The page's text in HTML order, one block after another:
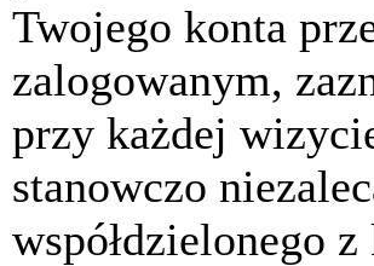
Twojego konta
zalogowanym,
przy każdej
stanowczo
współdzielonego